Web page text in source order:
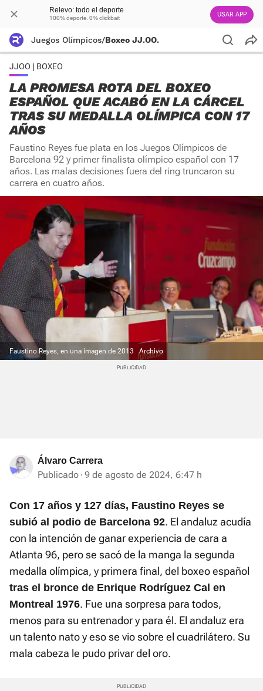
Relevo: todo el deporte
100% deporte. 0% clickbait USAR APP
Juegos Olímpicos/Boxeo JJ.OO.
JJOO | BOXEO
LA PROMESA ROTA DEL BOXEO
ESPAÑOL QUE ACABÓ EN LA CÁRCEL
TRAS SU MEDALLA OLÍMPICA CON 17
AÑOS
Faustino Reyes fue plata en los Juegos Olímpicos de
Barcelona 92 y primer finalista olímpico español con 17
años. Las malas decisiones fuera del ring truncaron su
carrera en cuatro años.
Faustino Reyes, en una imagen de 2013 Archivo
Álvaro Carrera
Publicado 9 de agosto de 2024, 6:47 h
Con 17 años y 127 días, Faustino Reyes se
subió al podio de Barcelona 92. El andaluz acudía
con la intención de ganar experiencia de cara a
Atlanta 96, pero se sacó de la manga la segunda
medalla olímpica, y primera final, del boxeo español
tras el bronce de Enrique Rodríguez Cal en
Montreal 1976. Fue una sorpresa para todos,
menos para su entrenador y para él. El andaluz era
un talento nato y eso se vio sobre el cuadrilátero. Su
mala cabeza le pudo privar del oro.